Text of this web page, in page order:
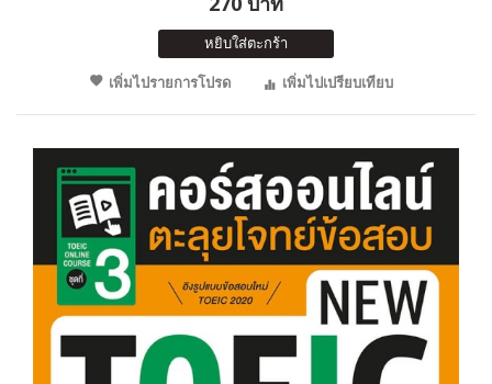
หยิบใส่ตะกร้า
เพิ่มไปรายการโปรด
เพิ่มไปเปรียบเทียบ